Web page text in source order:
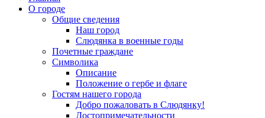
О городе
Общие сведения
Наш город
Слюдянка в военные годы
Почетные граждане
Символика
Описание
Положение о гербе и флаге
Гостям нашего города
Добро пожаловать в Слюдянку!
Достопримечательности